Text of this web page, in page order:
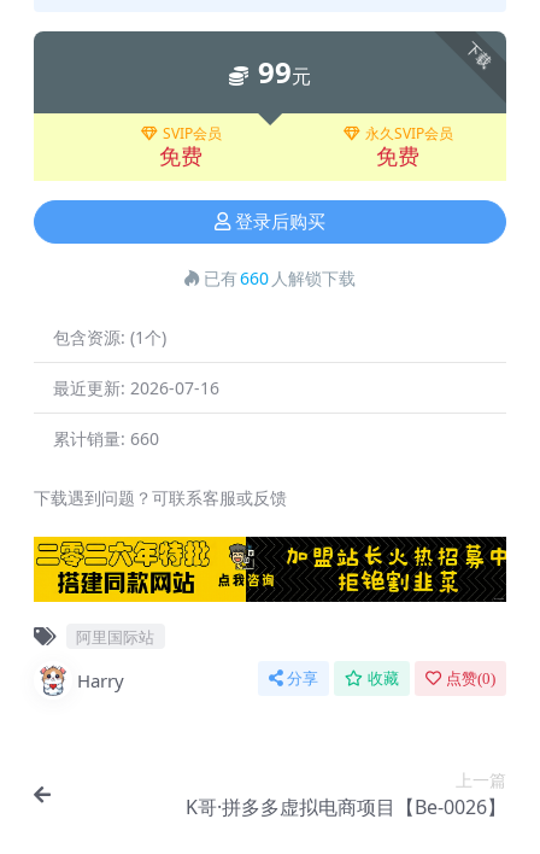
下载
99元
SVIP会员
免费
永久SVIP会员
免费
登录后购买
已有660 人解锁下载
包含资源: (1个)
最近更新: 2026-07-16
累计销量: 660
下载遇到问题？可联系客服或反馈
阿里国际站
Harry 分享 收藏 点赞(0)
上一篇
K哥·拼多多虚拟电商项目【Be-0026】